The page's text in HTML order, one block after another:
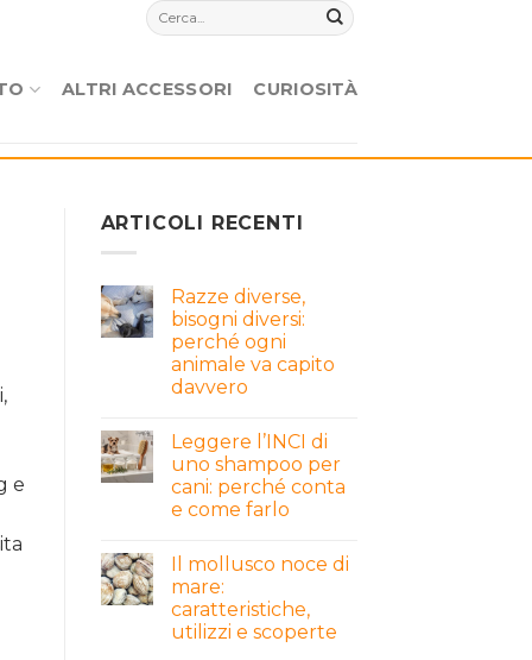
ALTRI ACCESSORI CURIOSITÀ
e
ARTICOLI RECENTI
Razze diverse,
bisogni diversi:
perché ogni
animale va capito
davvero
Leggere l’INCI di
uno shampoo per
cani: perché conta
e come farlo
Il mollusco noce di
mare:
caratteristiche,
utilizzi e scoperte